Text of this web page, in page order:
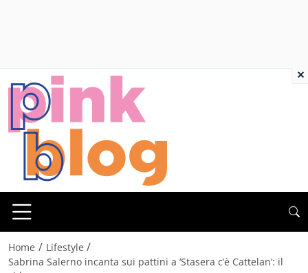
Home / Lifestyle /
Sabrina Salerno incanta sui pattini a ‘Stasera c’è Cattelan’: il
×